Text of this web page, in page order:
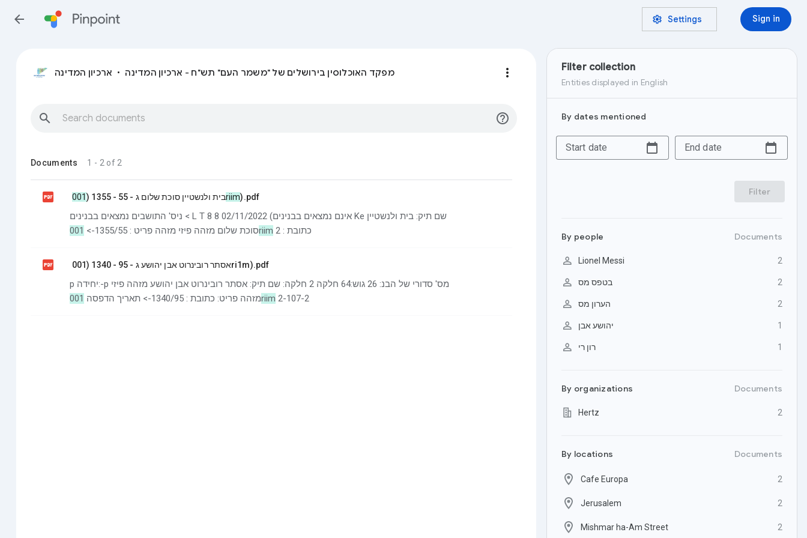
Sign in
arrow_back settings Settings
ארכיון המדינה • מפקד האוכלוסין בירושלים של "משמר העם" תש"ח - ארכיון המדינה more_vert
search help_outline
Documents 1 - 2 of 2
 בית ולנשטיין סוכת שלום ג - 55 - 1355 (001riim).pdf
ניס' התושבים נמצאים בבנינים < L T 8 8 אינם נמצאים בבנינים) 02/11/2022 Ke שם תיק: בית ולנשטיין
סוכת שלום מזהה פיזי מזהה פריט : 1355/55->001riim כתובת : 2
 אסתר רובינרוט אבן יהושע ג - 95 - 1340 (001ri1m).pdf
p יחידה:-p מס' סדורי של הבנ: 26 גוש:64 חלקה 2 חלקה: שם תיק: אסתר רובינרוט אבן יהושע מזהה פיזי
מזהה פריט: כתובת : 1340/95-> תאריך הדפסה001riim 2-107-2
Filter collection
Entities displayed in ‪English‬
By dates mentioned
Start date End date
Filter
By people Documents
 Lionel Messi 2
 בטפס מס 2
 הערון מס 2
 יהושע אבן 1
 רון רי 1
By organizations Documents
Hertz 2
By locations Documents
Cafe Europa 2
Jerusalem 2
Mishmar ha-Am Street 2